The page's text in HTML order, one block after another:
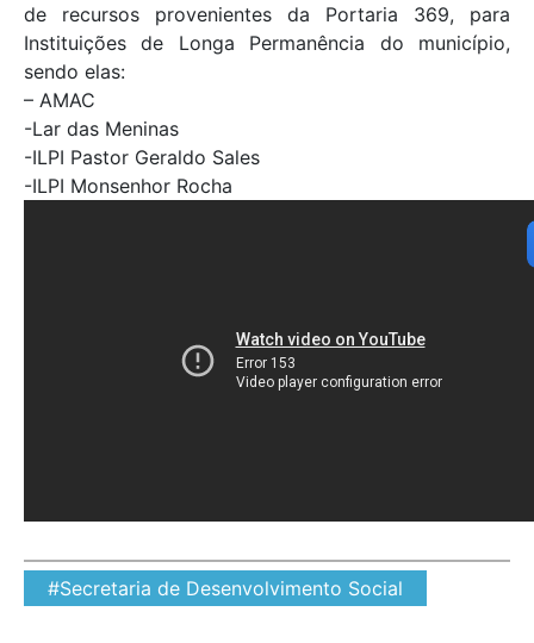
de recursos provenientes da Portaria 369, para
Instituições de Longa Permanência do município,
sendo elas:
– AMAC
-Lar das Meninas
-ILPI Pastor Geraldo Sales
-ILPI Monsenhor Rocha
#Secretaria de Desenvolvimento Social